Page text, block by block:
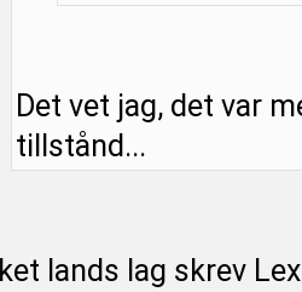
Det vet jag, det var
tillstånd...
lands lag skrev